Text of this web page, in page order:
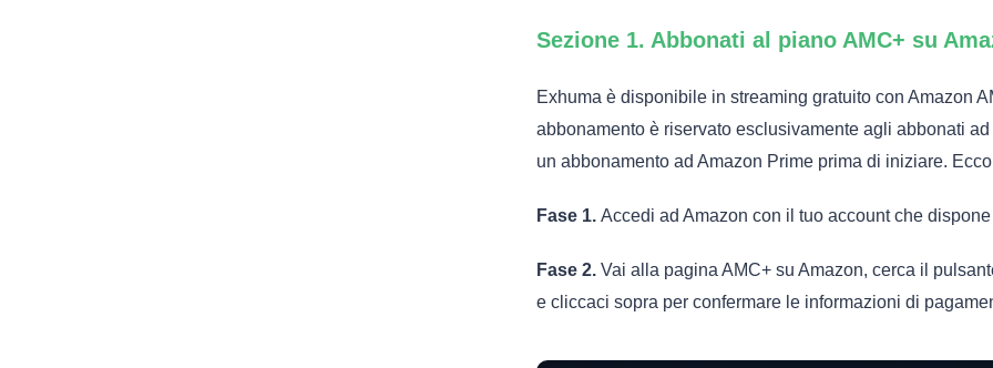
Sezione 1. Abbonati al piano AMC+ su
Exhuma è disponibile in streaming gratuito con Amazon
abbonamento è riservato esclusivamente agli abbonati
un abbonamento ad Amazon Prime prima di iniziare.
Fase 1. Accedi ad Amazon con il tuo account che
Fase 2. Vai alla pagina AMC+ su Amazon, cerca il
e cliccaci sopra per confermare le informazioni di